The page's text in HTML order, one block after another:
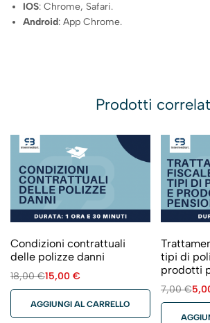
IOS: Chrome, Safari.
Android: App Chrome.
Prodotti
Condizioni contrattuali
delle polizze danni
18,00€15,00 €
AGGIUNGI AL CARRELLO
tipi di
prodotti
7,00€